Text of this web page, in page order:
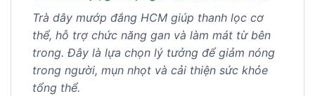
Trà dây mướp đắng HCM giúp thanh lọc cơ
thể, hỗ trợ chức năng gan và làm mát từ bên
trong. Đây là lựa chọn lý tưởng để giảm nóng
trong người, mụn nhọt và cải thiện sức khỏe
tổng thể.